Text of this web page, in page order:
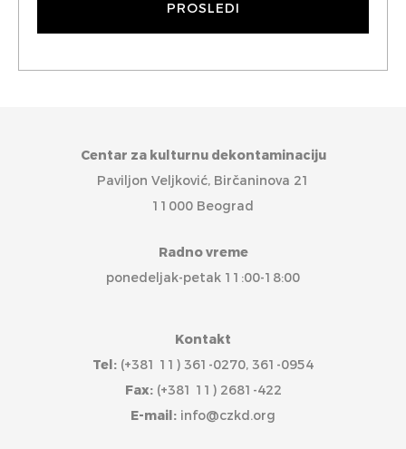
Centar za kulturnu dekontaminaciju
Paviljon Veljković, Birčaninova 21
11000 Beograd
Radno vreme
ponedeljak-petak 11:00-18:00
Kontakt
Tel: (+381 11) 361-0270, 361-0954
Fax:(+381 11) 2681-422
E-mail: info@czkd.org